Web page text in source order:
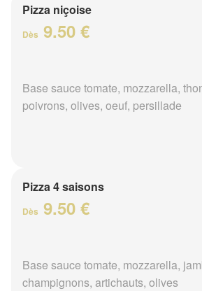
Pizza niçoise
Dès 9.50 €
Base sauce tomate, mozzarella,
poivrons, olives, oeuf, persillade
Pizza 4 saisons
Dès 9.50 €
Base sauce tomate, mozzarella,
champignons, artichauts, olives